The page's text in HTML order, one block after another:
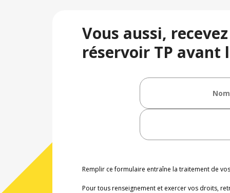
Vous aussi,
réservoir TP avant
Remplir ce formulaire entraîne la traitement de
Pour tous renseignement et exercer vos droits,